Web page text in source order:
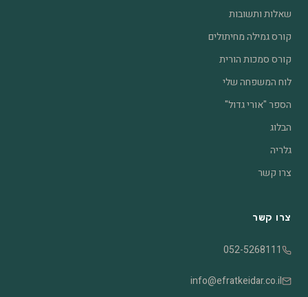
שאלות ותשובות
קורס גמילה מחיתולים
קורס סמכות הורית
לוח המשפחה שלי
הספר "אורי גדול"
הבלוג
גלריה
צרו קשר
צרו קשר
052-5268111
info@efratkeidar.co.il